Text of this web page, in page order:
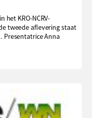
het KRO-NCRV-
tweede aflevering staat
Presentatrice Anna